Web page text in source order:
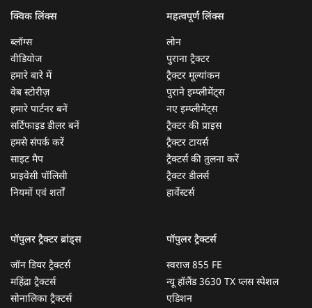
क्विक लिंक्स
ब्लॉग्स
वीडियोज
हमारे बारे में
वेब स्टोरीज़
हमारे पार्टनर बनें
सर्टिफाइड डीलर बनें
हमसे संपर्क करें
साइट मैप
प्राइवेसी पॉलिसी
नियमों एवं शर्तों
महत्वपूर्ण लिंक्स
लोन
पुराना ट्रैक्टर
ट्रैक्टर मूल्यांकन
पुराने इम्प्लीमेंट्स
नए इम्प्लीमेंट्स
ट्रैक्टर की प्राइस
ट्रैक्टर टायर्स
ट्रैक्टर्स की तुलना करें
ट्रैक्टर डीलर्स
हार्वेस्टर्स
पॉपुलर ट्रैक्टर ब्रांड्स
जॉन डियर ट्रैक्टर्स
महिंद्रा ट्रैक्टर्स
सोनालिका ट्रैक्टर्स
पॉपुलर ट्रैक्टर्स
स्वराज 855 FE
न्यू हॉलैंड 3630 TX प्लस स्पेशल
एडिशन